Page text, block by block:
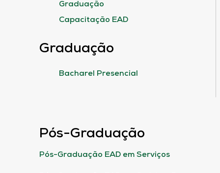
Graduação
Capacitação EAD
Graduação
Bacharel Presencial
Pós-Graduação
Pós-Graduação EAD em Serviços